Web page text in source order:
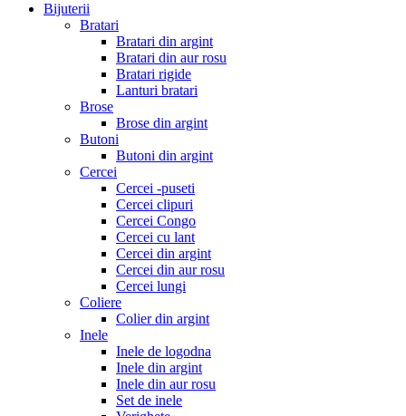
Bijuterii
Bratari
Bratari din argint
Bratari din aur rosu
Bratari rigide
Lanturi bratari
Brose
Brose din argint
Butoni
Butoni din argint
Cercei
Cercei -puseti
Cercei clipuri
Cercei Congo
Cercei cu lant
Cercei din argint
Cercei din aur rosu
Cercei lungi
Coliere
Colier din argint
Inele
Inele de logodna
Inele din argint
Inele din aur rosu
Set de inele